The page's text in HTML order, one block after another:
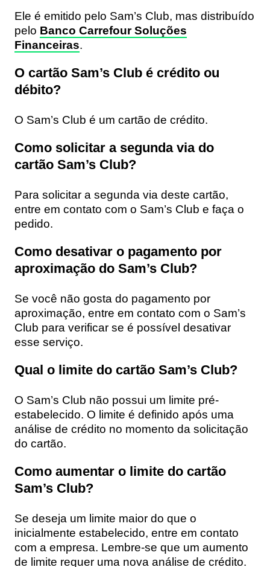
Ele é emitido pelo Sam’s Club, mas distribuído
pelo Banco Carrefour Soluções
Financeiras.
O cartão Sam’s Club é crédito ou
débito?
O Sam’s Club é um cartão de crédito.
Como solicitar a segunda via do
cartão Sam’s Club?
Para solicitar a segunda via deste cartão,
entre em contato com o Sam’s Club e faça o
pedido.
Como desativar o pagamento por
aproximação do Sam’s Club?
Se você não gosta do pagamento por
aproximação, entre em contato com o Sam’s
Club para verificar se é possível desativar
esse serviço.
Qual o limite do cartão Sam’s Club?
O Sam’s Club não possui um limite pré-
estabelecido. O limite é definido após uma
análise de crédito no momento da solicitação
do cartão.
Como aumentar o limite do cartão
Sam’s Club?
Se deseja um limite maior do que o
inicialmente estabelecido, entre em contato
com a empresa. Lembre-se que um aumento
de limite requer uma nova análise de crédito.